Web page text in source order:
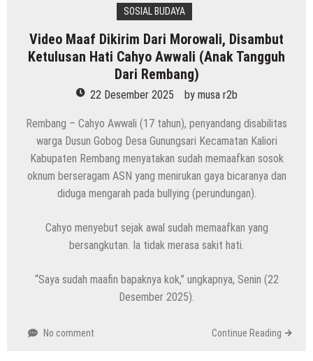
SOSIAL BUDAYA
Video Maaf Dikirim Dari Morowali, Disambut
Ketulusan Hati Cahyo Awwali (Anak Tangguh
Dari Rembang)
22 Desember 2025 by musa r2b
Rembang – Cahyo Awwali (17 tahun), penyandang disabilitas
warga Dusun Gobog Desa Gunungsari Kecamatan Kaliori
Kabupaten Rembang menyatakan sudah memaafkan sosok
oknum berseragam ASN yang menirukan gaya bicaranya dan
diduga mengarah pada bullying (perundungan).
Cahyo menyebut sejak awal sudah memaafkan yang
bersangkutan. Ia tidak merasa sakit hati.
“Saya sudah maafin bapaknya kok,” ungkapnya, Senin (22
Desember 2025).
No comment Continue Reading